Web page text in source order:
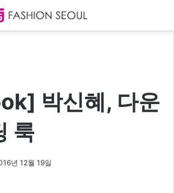
박신혜, 다운
룩
년 12월 19일